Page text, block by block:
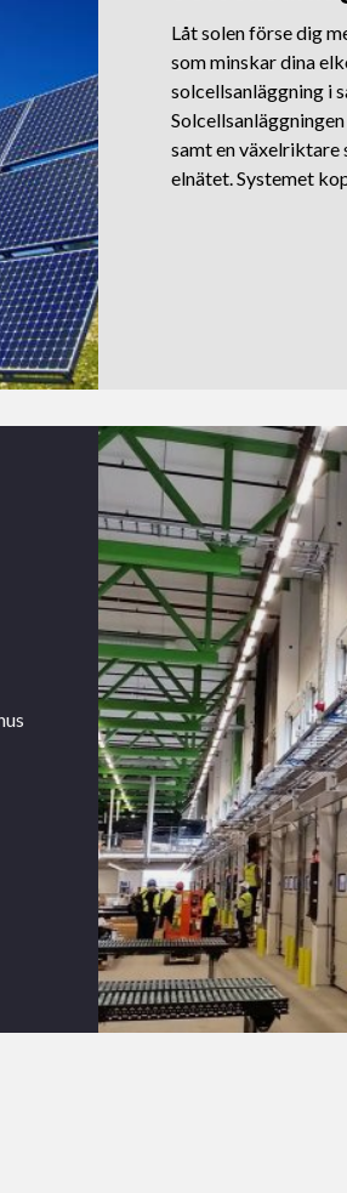
Låt solen förse dig
som minskar dina
solcellsanläggning i
samt en
elnätet. Systemet